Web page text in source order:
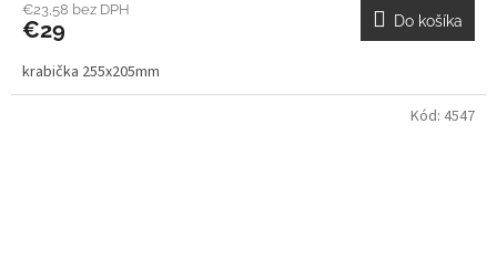
€23,58 bez DPH
€29 Do košíka
krabička 255x205mm
Kód: 4547